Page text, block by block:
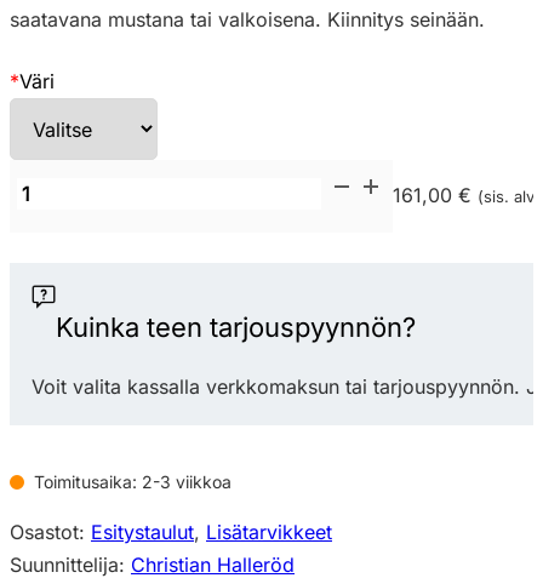
saatavana mustana tai valkoisena. Kiinnitys seinään.
*Väri
Lintex
säilytyskotelo
määrä
161,00 € (sis. alv)
Kuinka teen tarjouspyynnön?
Voit valita kassalla verkkomaksun tai tarjouspyynnön.
Toimitusaika: 2-3 viikkoa
Osastot: Esitystaulut, Lisätarvikkeet
Suunnittelija: Christian Halleröd